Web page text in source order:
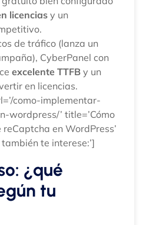
licenciasy un
de tráfico (lanza un
CyberPanel con
excelente TTFB y un
en licencias.
como-implementar-
wordpress/’ title=’Cómo
en WordPress’
te interese:’]
¿qué
tu